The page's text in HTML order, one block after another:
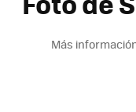
Más